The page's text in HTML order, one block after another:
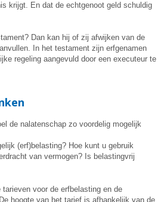
krijgt. En dat de echtgenoot geld schuldig
Dan kan hij of zij afwijken van de
In het testament zijn erfgenamen
regeling aangevuld door een executeur te
de nalatenschap zo voordelig mogelijk
(erf)belasting? Hoe kunt u gebruik
van vermogen? Is belastingvrij
voor de erfbelasting en de
hoogte van het tarief is afhankelijk van de